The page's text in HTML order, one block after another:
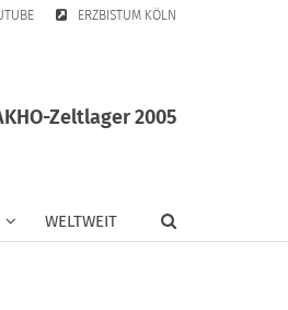
ERZBISTUM KÖLN
Zeltlager 2005
WELTWEIT